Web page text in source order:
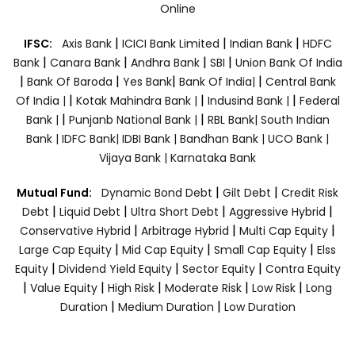
Online
IFSC: Axis Bank | ICICI Bank Limited | Indian Bank | HDFC
Bank| Canara Bank | Andhra Bank| SBI | Union Bank Of India
| Bank Of Baroda | Yes Bank| Bank Of India| | Central Bank
Of India | | Kotak Mahindra Bank | | Indusind Bank | | Federal
Bank | | Punjanb National Bank | | RBL Bank| South Indian
Bank | IDFC Bank| IDBI Bank | Bandhan Bank | UCO Bank |
Vijaya Bank | Karnataka Bank
Mutual Fund: Dynamic Bond Debt | Gilt Debt | Credit Risk
Debt | Liquid Debt | Ultra Short Debt | Aggressive Hybrid |
Conservative Hybrid | Arbitrage Hybrid | Multi Cap Equity |
Large Cap Equity | Mid Cap Equity | Small Cap Equity | Elss
Equity| Dividend Yield Equity| Sector Equity | Contra Equity
| Value Equity | High Risk | Moderate Risk | Low Risk | Long
Duration | Medium Duration | Low Duration